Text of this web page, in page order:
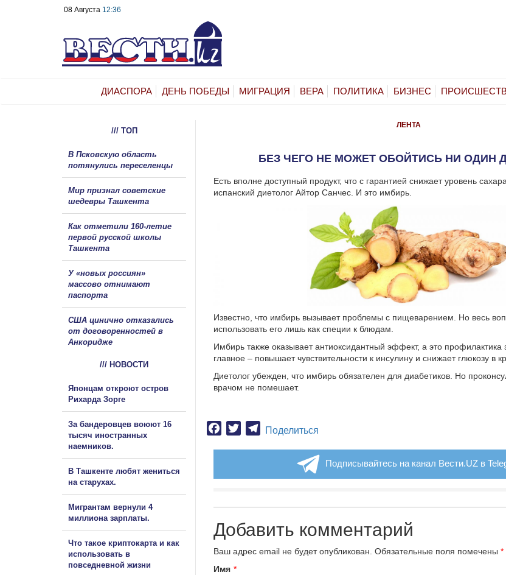
08 Августа 12:36
ДИАСПОРА ДЕНЬ ПОБЕДЫ МИГРАЦИЯ ВЕРА ПОЛИТИКА БИЗНЕС
ЛЕНТА
БЕЗ ЧЕГО НЕ МОЖЕТ ОБОЙТИСЬ НИ ОДИН
Есть вполне доступный продукт, что с гарантией снижает уровень
испанский диетолог Айтор Санчес. И это имбирь.
Известно, что имбирь вызывает проблемы с пищеварением. Но весь
использовать его лишь как специи к блюдам.
Имбирь также оказывает антиоксидантный эффект, а это
главное – повышает чувствительности к инсулину и снижает глюкозу в
Диетолог убежден, что имбирь обязателен для диабетиков. Но
врачом не помешает.
Facebook
TwitterTelegram
Поделиться
Подписывайтесь на канал Вести.UZ в
Добавить комментарий
Ваш адрес email не будет опубликован. Обязательные поля помечены *
Имя *
/// ТОП
В Псковскую область
потянулись переселенцы
Мир признал советские
шедевры Ташкента
Как отметили 160-летие
первой русской школы
Ташкента
У «новых россиян»
массово отнимают
паспорта
США цинично отказались
от договоренностей в
Анкоридже
/// НОВОСТИ
Японцам откроют остров
Рихарда Зорге
За бандеровцев воюют 16
тысяч иностранных
наемников.
В Ташкенте любят жениться
на старухах.
Мигрантам вернули 4
миллиона зарплаты.
Что такое криптокарта и как
использовать в
повседневной жизни